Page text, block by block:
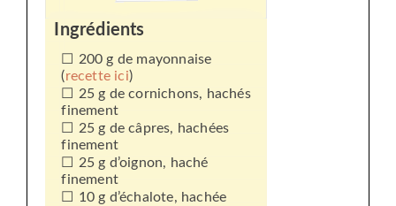
Ingrédients
200 g de mayonnaise
(recette ici)
25 g de cornichons, hachés
finement
25 g de câpres, hachées
finement
25 g d’oignon, haché
finement
10 g d’échalote, hachée